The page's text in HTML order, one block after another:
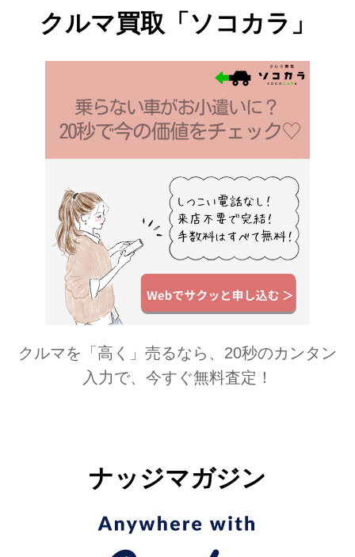
クルマ買取「ソコカラ」
クルマを「高く」売るなら、20秒のカンタン
入力で、今すぐ無料査定！
ナッジマガジン